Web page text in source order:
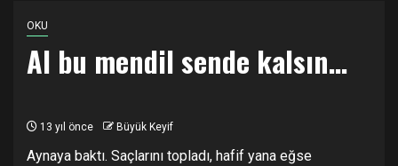
OKU
Al bu mendil sende kalsın…
13 yıl önce Büyük Keyif
Aynaya baktı. Saçlarını topladı, hafif yana eğse